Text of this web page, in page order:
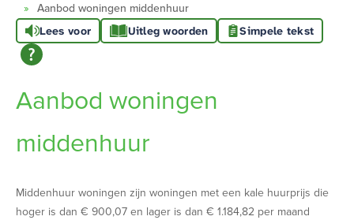
Aanbod woningen middenhuur
Lees voor Uitleg woorden Simpele tekst
Aanbod woningen
middenhuur
Middenhuur woningen zijn woningen met een kale huurprijs die
hoger is dan € 900,07 en lager is dan € 1.184,82 per maand